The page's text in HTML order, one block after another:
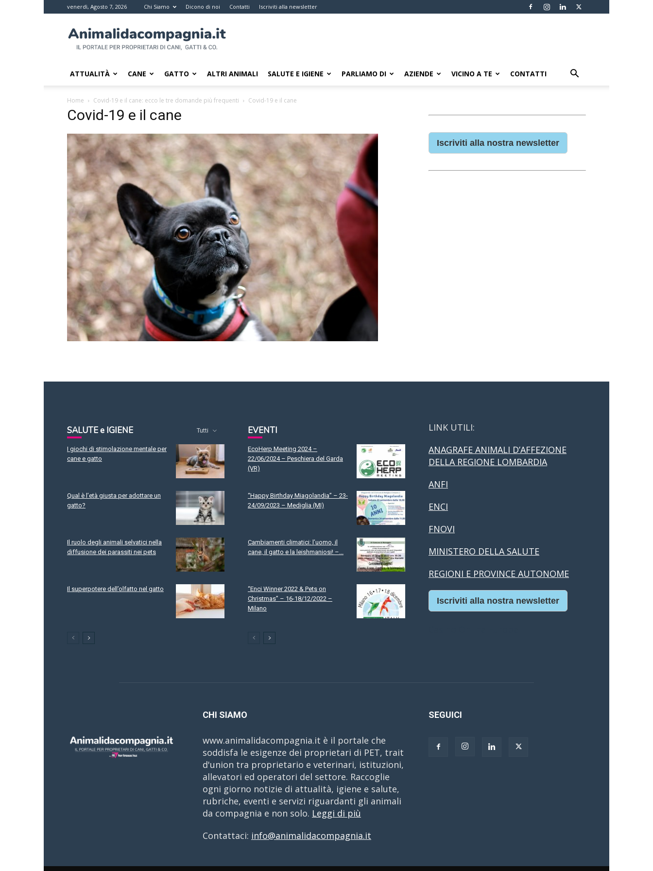
venerdì, Agosto 7, 2026 Chi Siamo Dicono di noi Contatti Iscriviti alla newsletter
da
compagnia
Il
i
proprietari
di
pet
ATTUALITÀ CANE GATTO ALTRI ANIMALI SALUTE E IGIENE PARLIAMO DI AZIENDE VICINO A TE CONTATTI
Home Covid-19 e il cane: ecco le tre domande più frequenti Covid-19 e il cane
Covid-19 e il cane
Iscriviti alla nostra newsletter
SALUTE e IGIENE Tutti
I giochi di stimolazione mentale per
cane e gatto
Qual è l’età giusta per adottare un
gatto?
Il ruolo degli animali selvatici nella
diffusione dei parassiti nei pets
Il superpotere dell’olfatto nel gatto
EVENTI
EcoHerp Meeting 2024 –
22/06/2024 – Peschiera del Garda
(VR)
“Happy Birthday Miagolandia” – 23-
24/09/2023 – Mediglia (MI)
Cambiamenti climatici: l’uomo, il
cane, il gatto e la leishmaniosi! –...
“Enci Winner 2022 & Pets on
Christmas” – 16-18/12/2022 –
Milano
LINK UTILI:
ANAGRAFE ANIMALI D’AFFEZIONE
DELLA REGIONE LOMBARDIA
ANFI
ENCI
FNOVI
MINISTERO DELLA SALUTE
REGIONI E PROVINCE AUTONOME
Iscriviti alla nostra newsletter
CHI SIAMO
www.animalidacompagnia.it è il portale che
soddisfa le esigenze dei proprietari di PET, trait
d'union tra proprietario e veterinari, istituzioni,
allevatori ed operatori del settore. Raccoglie
ogni giorno notizie di attualità, igiene e salute,
rubriche, eventi e servizi riguardanti gli animali
da compagnia e non solo. Leggi di più
Contattaci: info@animalidacompagnia.it
SEGUICI